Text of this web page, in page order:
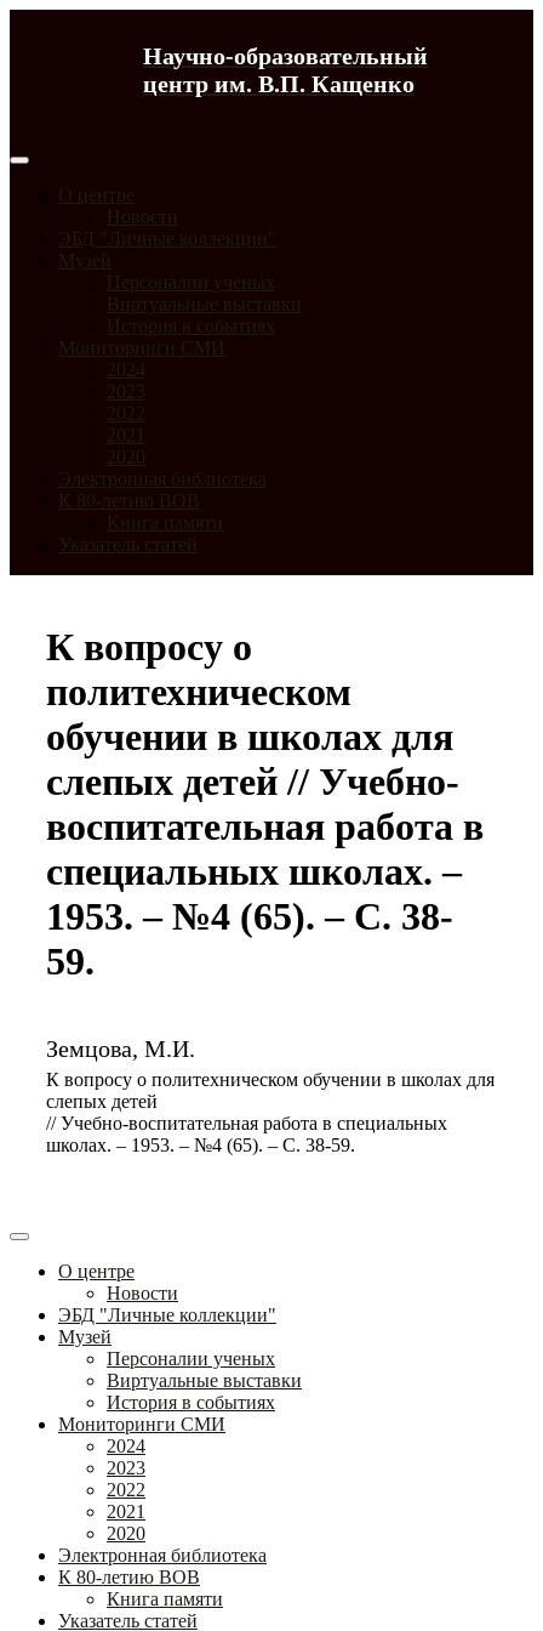
Научно-образовательный
центр им. В.П. Кащенко
О центре
Новости
ЭБД "Личные коллекции"
Музей
Персоналии ученых
Виртуальные выставки
История в событиях
Мониторинги СМИ
2024
2023
2022
2021
2020
Электронная библиотека
К 80-летию ВОВ
Книга памяти
Указатель статей
К вопросу о
политехническом
обучении в школах для
слепых детей // Учебно-
воспитательная работа в
специальных школах. –
1953. – №4 (65). – С. 38-
59.
Земцова, М.И.
К вопросу о политехническом обучении в школах для
слепых детей
// Учебно-воспитательная работа в специальных
школах. – 1953. – №4 (65). – С. 38-59.
О центре
Новости
ЭБД "Личные коллекции"
Музей
Персоналии ученых
Виртуальные выставки
История в событиях
Мониторинги СМИ
2024
2023
2022
2021
2020
Электронная библиотека
К 80-летию ВОВ
Книга памяти
Указатель статей